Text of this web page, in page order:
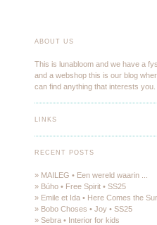
ABOUT US
This is lunabloom and we have a
and a webshop this is our blog
can find anything that interests you.
LINKS
RECENT POSTS
» MAILEG • Een wereld waarin ...
» Búho • Free Spirit • SS25
» Emile et Ida • Here Comes the Sun
» Bobo Choses • Joy • SS25
» Sebra • Interior for kids